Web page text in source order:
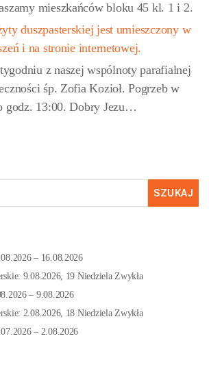
mieszkańców bloku 45 kl. 1 i 2.
duszpasterskiej jest umieszczony w
i na stronie internetowej.
z naszej wspólnoty parafialnej
śp. Zofia Kozioł. Pogrzeb w
godz. 13:00. Dobry Jezu…
– 16.08.2026
9.08.2026, 19 Niedziela Zwykła
– 9.08.2026
2.08.2026, 18 Niedziela Zwykła
– 2.08.2026